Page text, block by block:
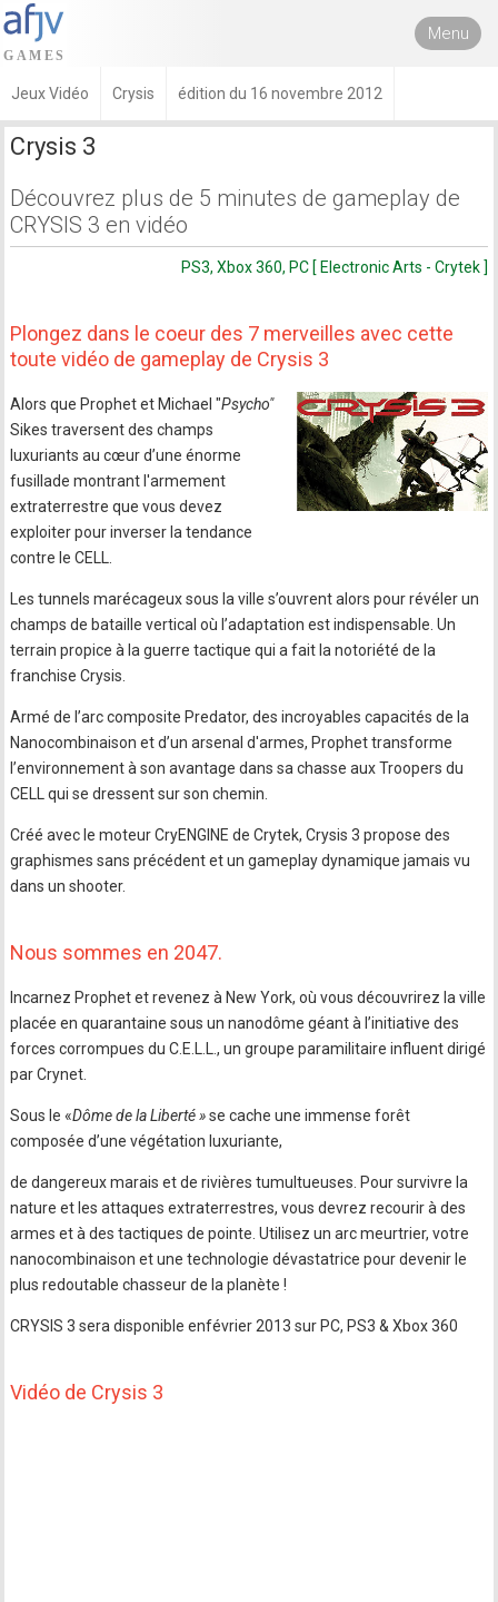
Menu
Jeux Vidéo Crysis édition du 16 novembre 2012
Crysis 3
Découvrez plus de 5 minutes de gameplay de
CRYSIS 3 en vidéo
PS3, Xbox 360, PC [ Electronic Arts - Crytek ]
Plongez dans le coeur des 7 merveilles avec cette
toute vidéo de gameplay de Crysis 3
Alors que Prophet et Michael "Psycho"
Sikes traversent des champs
luxuriants au cœur d’une énorme
fusillade montrant l'armement
extraterrestre que vous devez
exploiter pour inverser la tendance
contre le CELL.
Les tunnels marécageux sous la ville s’ouvrent alors pour révéler un
champs de bataille vertical où l’adaptation est indispensable. Un
terrain propice à la guerre tactique qui a fait la notoriété de la
franchise Crysis.
Armé de l’arc composite Predator, des incroyables capacités de la
Nanocombinaison et d’un arsenal d'armes, Prophet transforme
l’environnement à son avantage dans sa chasse aux Troopers du
CELL qui se dressent sur son chemin.
Créé avec le moteur CryENGINE de Crytek, Crysis 3 propose des
graphismes sans précédent et un gameplay dynamique jamais vu
dans un shooter.
Nous sommes en 2047.
Incarnez Prophet et revenez à New York, où vous découvrirez la ville
placée en quarantaine sous un nanodôme géant à l’initiative des
forces corrompues du C.E.L.L., un groupe paramilitaire influent dirigé
par Crynet.
Sous le «Dôme de la Liberté »se cache une immense forêt
composée d’une végétation luxuriante,
de dangereux marais et de rivières tumultueuses. Pour survivre la
nature et les attaques extraterrestres, vous devrez recourir à des
armes et à des tactiques de pointe. Utilisez un arc meurtrier, votre
nanocombinaison et une technologie dévastatrice pour devenir le
plus redoutable chasseur de la planète !
CRYSIS 3 sera disponible enfévrier 2013 sur PC, PS3 & Xbox 360
Vidéo de Crysis 3